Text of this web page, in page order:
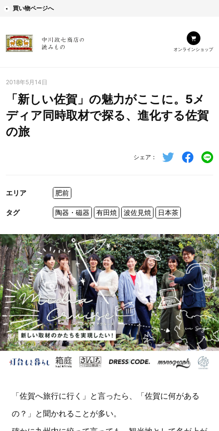
買い物ページへ
オンラインショップ
2018年5月14日
「新しい佐賀」の魅力がここに。5メ
ディア同時取材で探る、進化する佐賀
の旅
シェア
エリア 肥前
タグ 陶器・磁器 有田焼 波佐見焼 日本茶
「佐賀へ旅行に行く」と言ったら、「佐賀に何がある
の？」と聞かれることが多い。